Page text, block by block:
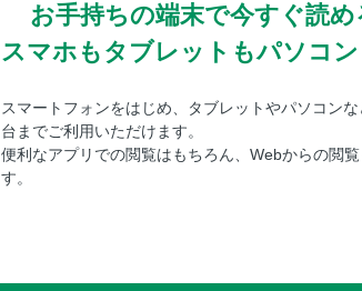
お手持ちの端末で今すぐ読め
スマホもタブレットもパソコ
スマートフォンをはじめ、タブレットやパソコン
台までご利用いただけます。
便利なアプリでの閲覧はもちろん、Webからの閲
す。